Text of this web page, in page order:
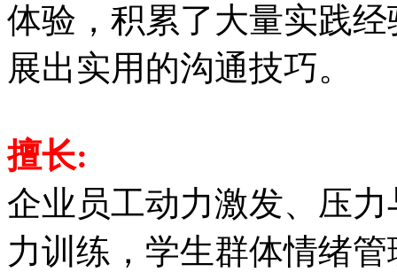
体验，积累了大量实践
展出实用的沟通技巧。
擅长:
企业员工动力激发、压
力训练，学生群体情绪